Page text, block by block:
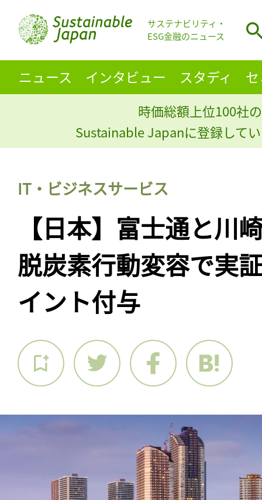
サステナビリティ・
ESG金融のニュース
ニュース インタビュー スタディ
時価総額上位100社
Sustainable Japanに登録して
IT・ビジネスサービス
【日本】富士通と川
脱炭素行動変容で実
イント付与